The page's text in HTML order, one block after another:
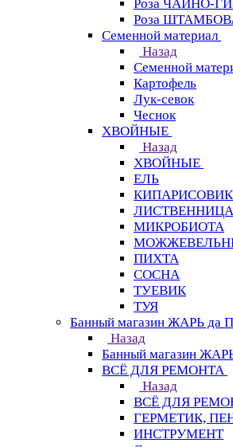
Роза ЧАЙНО-
Роза
Семенной материал
Назад
Семенной
Картофель
Лук-севок
Чеснок
ХВОЙНЫЕ
Назад
ХВОЙНЫЕ
ЕЛЬ
КИПАРИСОВИК
ЛИСТВЕННИЦА
МИКРОБИОТА
ПИХТА
СОСНА
ТУЕВИК
ТУЯ
Банный магазин ЖАРЬ да
Назад
Банный магазин
ВСЁ ДЛЯ РЕМОНТА
Назад
ВСЁ ДЛЯ
ГЕРМЕТИК,
ИНСТРУМЕНТ